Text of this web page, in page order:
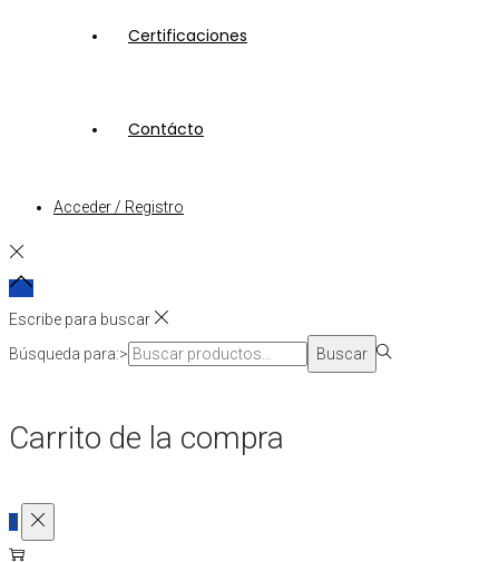
Certificaciones
Contácto
Acceder / Registro
Escribe para buscar
Búsqueda para:>
Buscar
Carrito de la compra
0